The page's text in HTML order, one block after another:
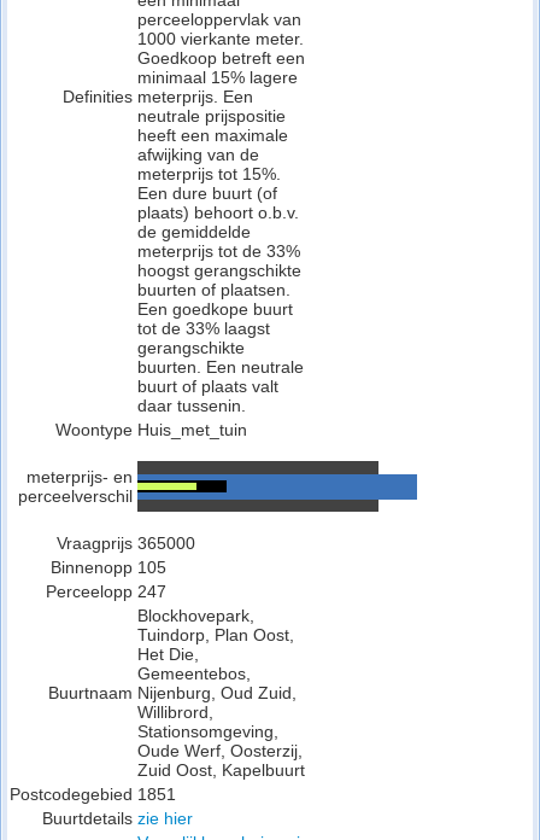
Definities
perceeloppervlak van
1000 vierkante meter.
Goedkoop betreft een
minimaal 15% lagere
meterprijs. Een
neutrale prijspositie
heeft een maximale
afwijking van de
meterprijs tot 15%.
Een dure buurt (of
plaats) behoort o.b.v.
de gemiddelde
meterprijs tot de 33%
hoogst gerangschikte
buurten of plaatsen.
Een goedkope buurt
tot de 33% laagst
gerangschikte
buurten. Een neutrale
buurt of plaats valt
daar tussenin.
Woontype Huis_met_tuin
meterprijs- en
perceelverschil
Vraagprijs 365000
Binnenopp 105
Perceelopp 247
Buurtnaam
Blockhovepark,
Tuindorp, Plan Oost,
Het Die,
Gemeentebos,
Nijenburg, Oud Zuid,
Willibrord,
Stationsomgeving,
Oude Werf, Oosterzij,
Zuid Oost, Kapelbuurt
Postcodegebied 1851
Buurtdetails zie hier